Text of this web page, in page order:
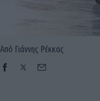
Από Γιάννης Ρέκκας